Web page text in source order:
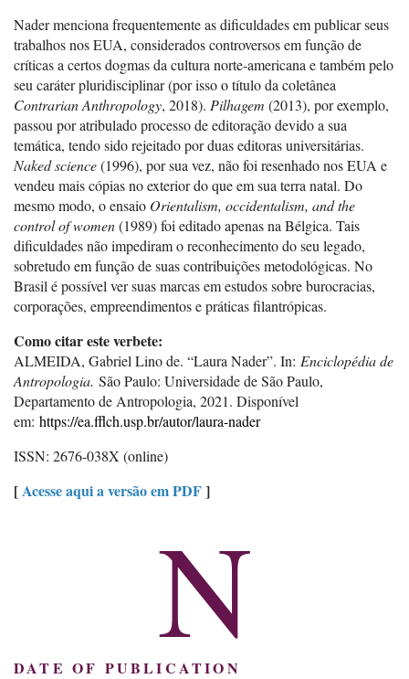
Nader menciona frequentemente as dificuldades em publicar seus
trabalhos nos EUA, considerados controversos em função de
críticas a certos dogmas da cultura norte-americana e também pelo
seu caráter pluridisciplinar (por isso o título da coletânea
Contrarian Anthropology, 2018). Pilhagem (2013), por exemplo,
passou por atribulado processo de editoração devido a sua
temática, tendo sido rejeitado por duas editoras universitárias.
Naked science(1996), por sua vez, não foi resenhado nos EUA e
vendeu mais cópias no exterior do que em sua terra natal. Do
mesmo modo, o ensaio Orientalism, occidentalism, and the
control of women(1989) foi editado apenas na Bélgica. Tais
dificuldades não impediram o reconhecimento do seu legado,
sobretudo em função de suas contribuições metodológicas. No
Brasil é possível ver suas marcas em estudos sobre burocracias,
corporações, empreendimentos e práticas filantrópicas.
Como citar este verbete:
ALMEIDA, Gabriel Lino de. “Laura Nader”. In: Enciclopédia de
Antropologia. São Paulo: Universidade de São Paulo,
Departamento de Antropologia, 2021. Disponível
em: https://ea.fflch.usp.br/autor/laura-nader
ISSN: 2676-038X (online)
[Acesse aqui a versão em PDF]
N
DATE OF PUBLICATION